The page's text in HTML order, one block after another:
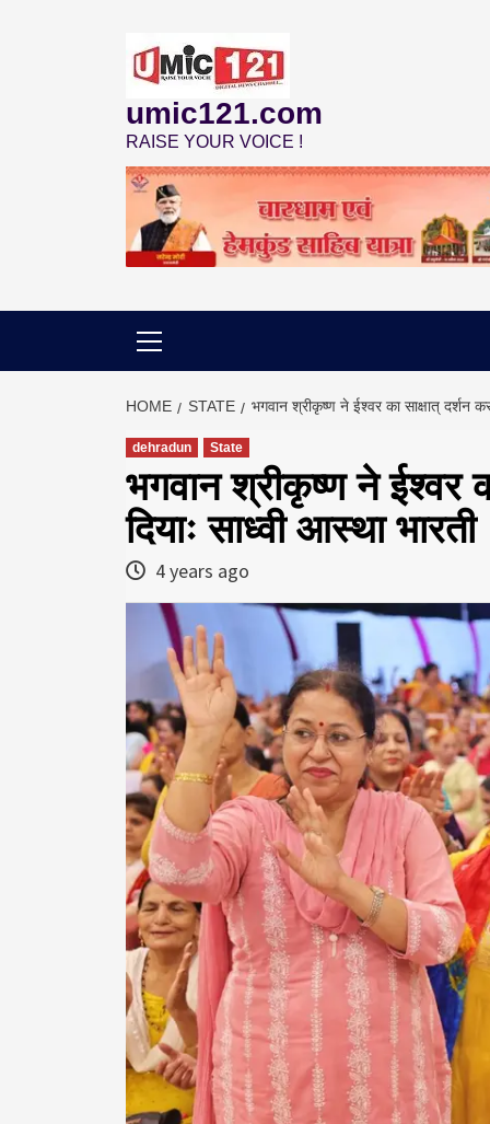
umic121.com
RAISE YOUR VOICE !
HOME STATE भगवान श्रीकृष्ण ने ईश्वर का साक्षात् दर्शन
dehradun State
भगवान श्रीकृष्ण ने ईश्वर
दियाः साध्वी आस्था भारती
4 years ago